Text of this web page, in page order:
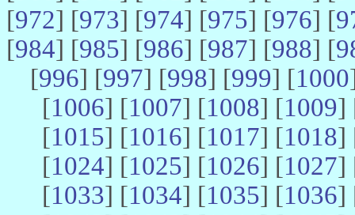
[972] [973] [974] [975] [976] [
[984] [985] [986] [987] [988] [
[996] [997] [998] [999] [1000
[1006] [1007] [1008] [1009]
[1015] [1016] [1017] [1018]
[1024] [1025] [1026] [1027]
[1033] [1034] [1035] [1036]